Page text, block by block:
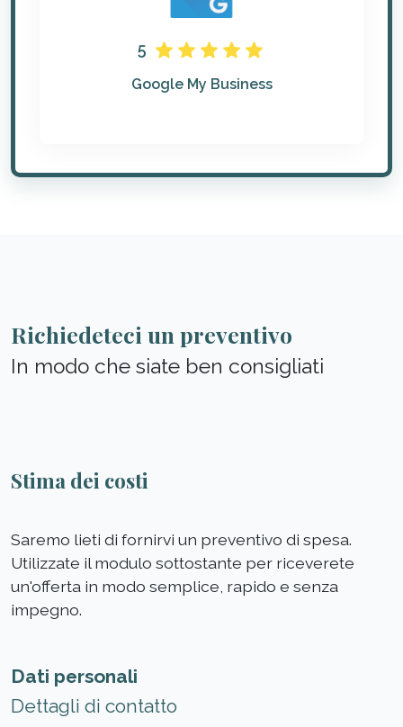
5
Google My Business
Richiedeteci un preventivo
In modo che siate ben consigliati
Stima dei costi
Saremo lieti di fornirvi un preventivo di spesa.
Utilizzate il modulo sottostante per riceverete
un'offerta in modo semplice, rapido e senza
impegno.
Dati personali
Dettagli di contatto